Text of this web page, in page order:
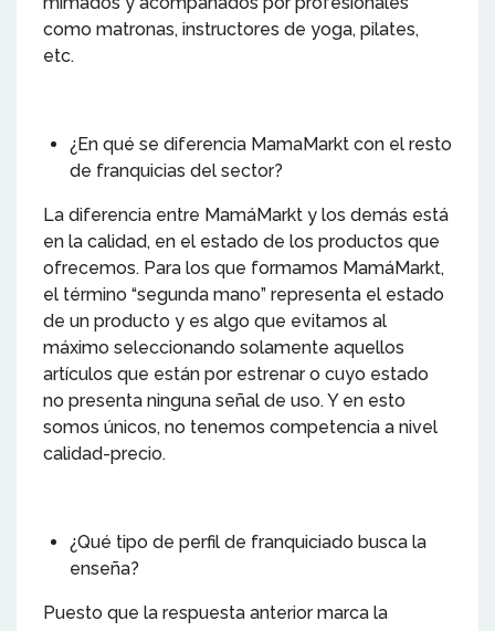
como matronas, instructores de yoga, pilates,
etc.
¿En qué se diferencia MamaMarkt con el resto
de franquicias del sector?
La diferencia entre MamáMarkt y los demás está
en la calidad, en el estado de los productos que
ofrecemos. Para los que formamos MamáMarkt,
el término “segunda mano” representa el estado
de un producto y es algo que evitamos al
máximo seleccionando solamente aquellos
artículos que están por estrenar o cuyo estado
no presenta ninguna señal de uso. Y en esto
somos únicos, no tenemos competencia a nivel
calidad-precio.
¿Qué tipo de perfil de franquiciado busca la
enseña?
Puesto que la respuesta anterior marca la